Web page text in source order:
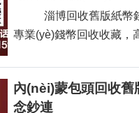
淄博回收舊版紙幣錢
專業(yè)錢幣回收收藏
內(nèi)蒙包頭回收
念鈔連